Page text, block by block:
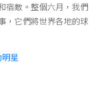
宿敵。整個六月，我們
，它們將世界各地的球
星